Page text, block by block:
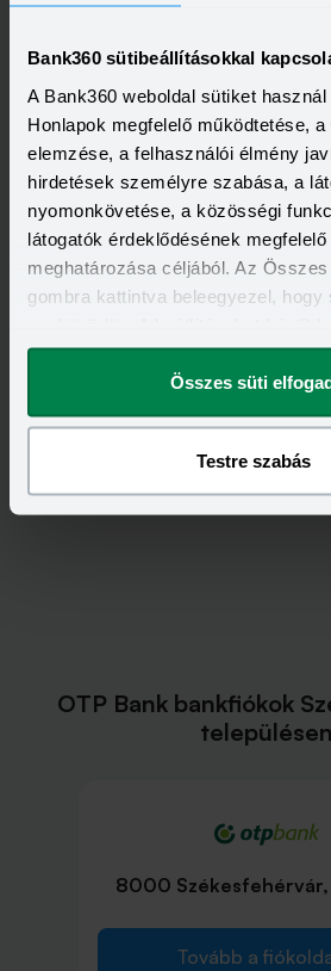
Bank360 sütibeállításokkal
A Bank360 weboldal sütiket
Honlapok megfelelő működtetése, a
elemzése, a felhasználói élmény
hirdetések személyre szabása, a
nyomonkövetése, a közösségi
látogatók érdeklődésének
meghatározása céljából. Az
gombra kattintva beleegyezel, hogy
megváltoztathatod.
Összes süti
Testre szabás
2 000 000 - 15 000
12,70 - 14,99%
KEDVEZMÉNY
Minimum életkor:
Minimum munkaviszony:
Minimum jövedelem:
Visszahívást
OTP Bank bankfiókok
településen
8000 Székesfehérvár,
Tovább a